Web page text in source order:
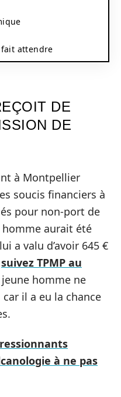
fait attendre
DE
DE
à Montpellier
soucis financiers à
pour non-port de
homme aurait été
a valu d’avoir 645 €
suivez TPMP au
jeune homme ne
il a eu la chance
à ne pas